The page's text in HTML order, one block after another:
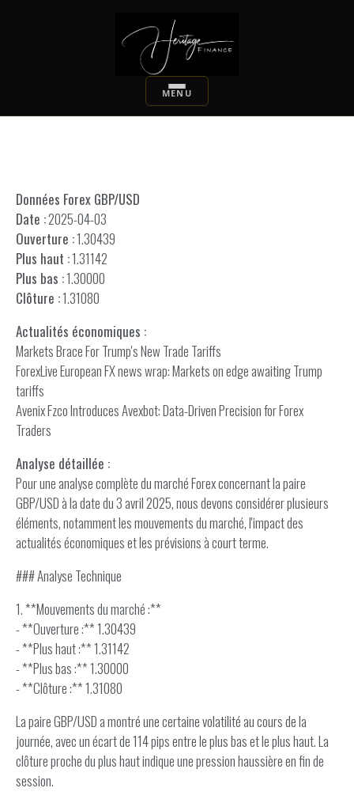
Données Forex GBP/USD
Date :2025-04-03
Ouverture :1.30439
Plus haut :1.31142
Plus bas :1.30000
Clôture :1.31080
Actualités économiques :
Markets Brace For Trump's New Trade Tariffs
ForexLive European FX news wrap: Markets on edge awaiting Trump
tariffs
Avenix Fzco Introduces Avexbot: Data-Driven Precision for Forex
Traders
Analyse détaillée :
Pour une analyse complète du marché Forex concernant la paire
GBP/USD à la date du 3 avril 2025, nous devons considérer plusieurs
éléments, notamment les mouvements du marché, l'impact des
actualités économiques et les prévisions à court terme.
### Analyse Technique
1. **Mouvements du marché :**
- **Ouverture :** 1.30439
- **Plus haut :** 1.31142
- **Plus bas :** 1.30000
- **Clôture :** 1.31080
La paire GBP/USD a montré une certaine volatilité au cours de la
journée, avec un écart de 114 pips entre le plus bas et le plus haut. La
clôture proche du plus haut indique une pression haussière en fin de
session.